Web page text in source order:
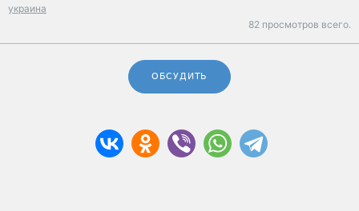
украина
82 просмотров всего.
ОБСУДИТЬ